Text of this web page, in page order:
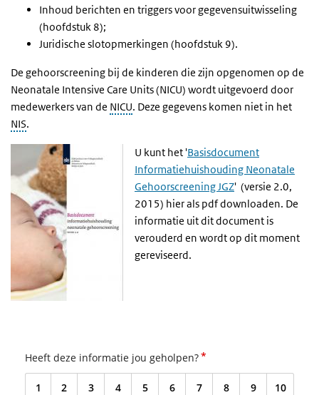
Inhoud berichten en triggers voor gegevensuitwisseling
(hoofdstuk 8);
Juridische slotopmerkingen (hoofdstuk 9).
De gehoorscreening bij de kinderen die zijn opgenomen op de
Neonatale Intensive Care Units (NICU) wordt uitgevoerd door
medewerkers van de NICU. Deze gegevens komen niet in het
NIS.
U kunt het 'Basisdocument
Informatiehuishouding Neonatale
Gehoorscreening JGZ' (versie 2.0,
2015) hier als pdf downloaden. De
informatie uit dit document is
verouderd en wordt op dit moment
gereviseerd.
Heeft deze informatie jou geholpen?*
1 2 3 4 5 6 7 8 9 10